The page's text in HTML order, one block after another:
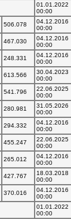
01.01.2022
00:00
506.078
04.12.2016
00:00
467.030
04.12.2016
00:00
248.331
04.12.2016
00:00
613.566
30.04.2023
00:00
541.796
22.06.2025
00:00
280.981
31.05.2026
00:00
294.332
04.12.2016
00:00
455.247
22.06.2025
00:00
265.012
04.12.2016
00:00
427.767
18.03.2018
00:00
370.016
04.12.2016
00:00
01.01.2022
00:00